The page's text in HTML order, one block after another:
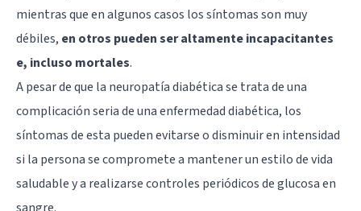
mientras que en algunos casos los síntomas son muy
débiles, en otros pueden ser altamente incapacitantes
e, incluso mortales.
A pesar de que la neuropatía diabética se trata de una
complicación seria de una enfermedad diabética, los
síntomas de esta pueden evitarse o disminuir en intensidad
si la persona se compromete a mantener un estilo de vida
saludable y a realizarse controles periódicos de glucosa en